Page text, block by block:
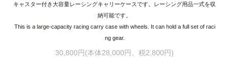
キャスター付き大容量レーシングキャリーケースです。レーシング用品一式を収
納可能です。
This is a large-capacity racing carry case with wheels. It can hold a full set of raci
ng gear.
30,800円(本体28,000円、税2,800円)